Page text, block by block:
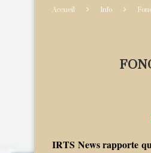
Accueil Info
IRTS News rapporte